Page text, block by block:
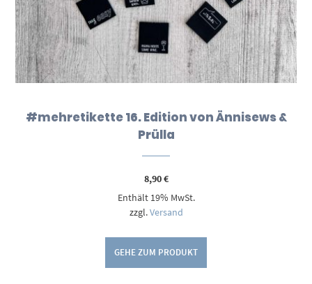
#mehretikette 16. Edition von Ännisews &
Prülla
8,90€
Enthält 19% MwSt.
zzgl.Versand
GEHE ZUM PRODUKT